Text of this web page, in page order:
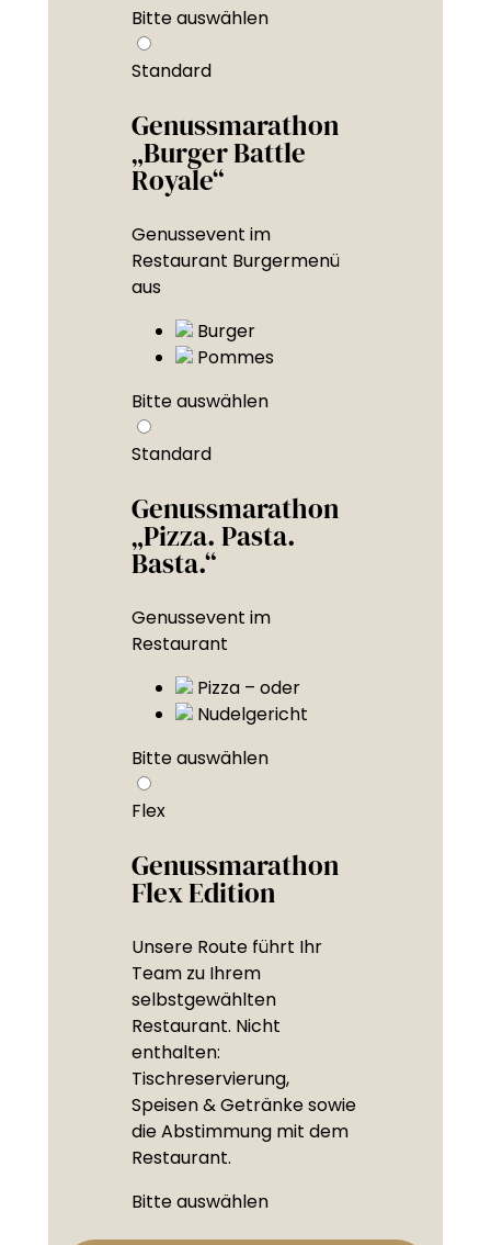
Bitte auswählen
Standard
Genussmarathon
„Burger Battle
Royale“
Genussevent im
Restaurant Burgermenü
aus
Burger
Pommes
Bitte auswählen
Standard
Genussmarathon
„Pizza. Pasta.
Basta.“
Genussevent im
Restaurant
Pizza – oder
Nudelgericht
Bitte auswählen
Flex
Genussmarathon
Flex Edition
Unsere Route führt Ihr
Team zu Ihrem
selbstgewählten
Restaurant. Nicht
enthalten:
Tischreservierung,
Speisen & Getränke sowie
die Abstimmung mit dem
Restaurant.
Bitte auswählen